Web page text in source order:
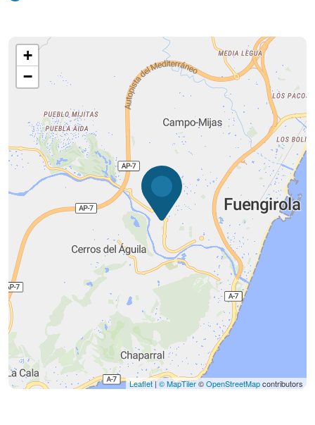
+
−
Leaflet|© MapTiler©OpenStreetMapcontributors